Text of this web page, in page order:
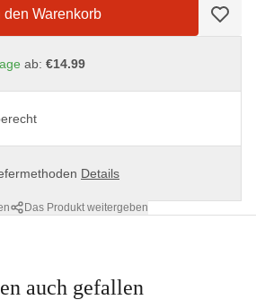
den Warenkorb
ab: €14.99
Details
Das Produkt weitergeben
auch gefallen